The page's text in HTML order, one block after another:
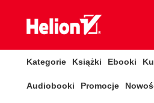
Kategorie Książki Ebooki
Audiobooki Promocje